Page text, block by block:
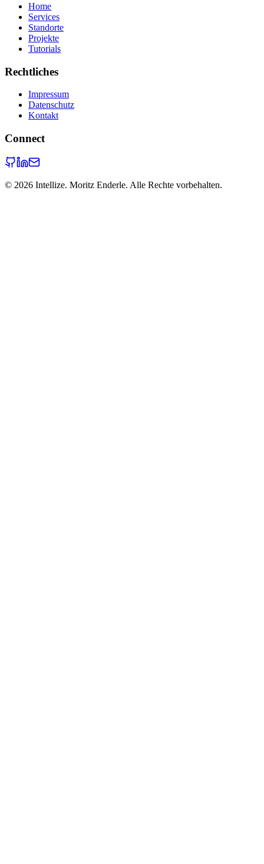
Home
Services
Standorte
Projekte
Tutorials
Rechtliches
Impressum
Datenschutz
Kontakt
Connect
© 2026 Intellize. Moritz Enderle. Alle Rechte vorbehalten.